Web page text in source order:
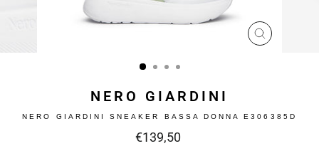
CHIUDI
NERO GIARDINI
NERO GIARDINI SNEAKER BASSA DONNA E306385D
Prezzo
€139,50